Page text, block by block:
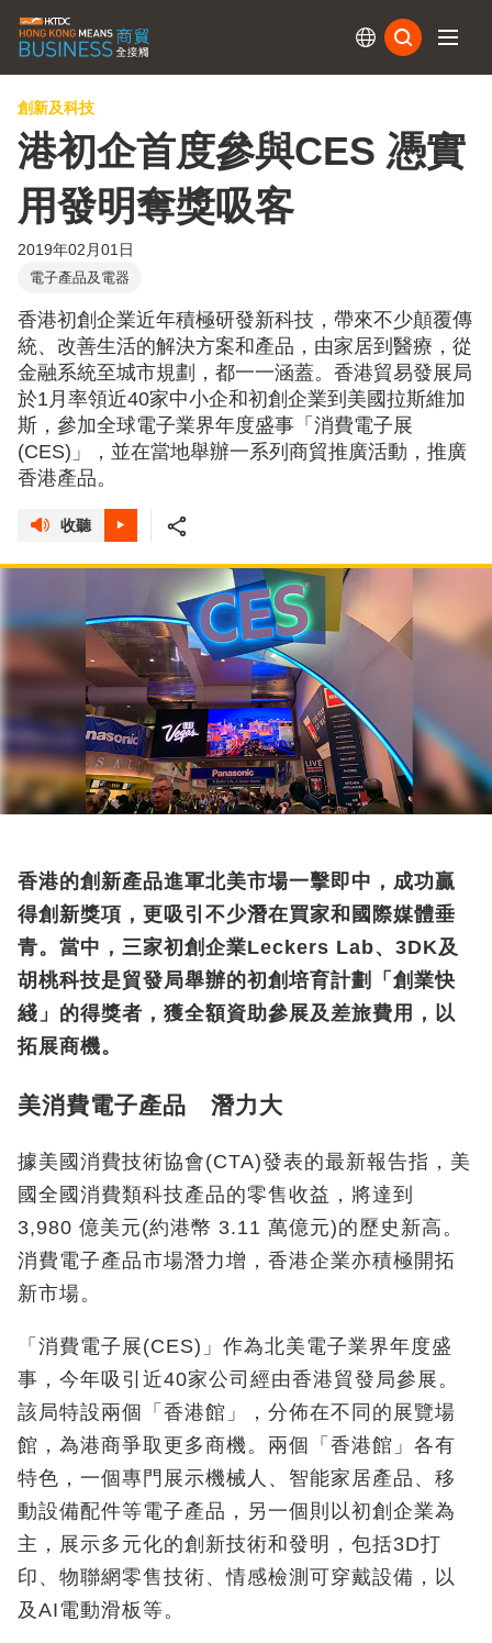
創新及科技
港初企首度參與CES 憑實
用發明奪獎吸客
2019年02月01日
電子產品及電器
香港初創企業近年積極研發新科技，帶來不少顛覆傳
統、改善生活的解決方案和產品，由家居到醫療，從
金融系統至城市規劃，都一一涵蓋。香港貿易發展局
於1月率領近40家中小企和初創企業到美國拉斯維加
斯，參加全球電子業界年度盛事「消費電子展
(CES)」，並在當地舉辦一系列商貿推廣活動，推廣
香港產品。
收聽
香港的創新產品進軍北美市場一擊即中，成功贏
得創新獎項，更吸引不少潛在買家和國際媒體垂
青。當中，三家初創企業Leckers Lab、3DK及
胡桃科技是貿發局舉辦的初創培育計劃「創業快
綫」的得獎者，獲全額資助參展及差旅費用，以
拓展商機。
美消費電子產品 潛力大
據美國消費技術協會(CTA)發表的最新報告指，美
國全國消費類科技產品的零售收益，將達到
3,980 億美元(約港幣 3.11 萬億元)的歷史新高。
消費電子產品市場潛力增，香港企業亦積極開拓
新市場。
「消費電子展(CES)」作為北美電子業界年度盛
事，今年吸引近40家公司經由香港貿發局參展。
該局特設兩個「香港館」，分佈在不同的展覽場
館，為港商爭取更多商機。兩個「香港館」各有
特色，一個專門展示機械人、智能家居產品、移
動設備配件等電子產品，另一個則以初創企業為
主，展示多元化的創新技術和發明，包括3D打
印、物聯網零售技術、情感檢測可穿戴設備，以
及AI電動滑板等。